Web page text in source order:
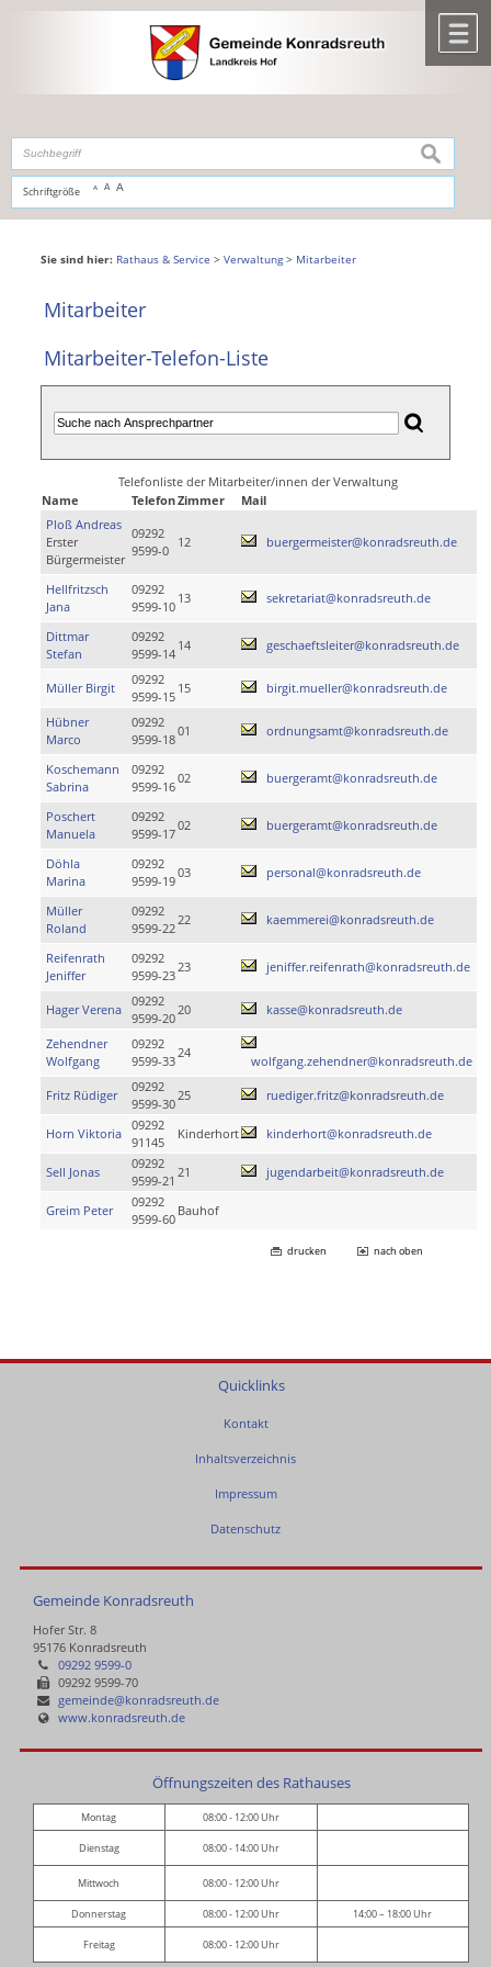
,zur Navigationoderzur Startseitespringen.
Schriftgröße A A A
suchen
Sie sind hier: Rathaus & Service > Verwaltung> Mitarbeiter
Mitarbeiter
Mitarbeiter-Telefon-Liste
Telefonliste der Mitarbeiter/innen der Verwaltung
Name
TelefonZimmer
Mail
Ploß Andreas
Erster
Bürgermeister
09292
9599-0
12 buergermeister@konradsreuth.de
Hellfritzsch
Jana
09292
9599-10
13 sekretariat@konradsreuth.de
Dittmar
Stefan
09292
9599-14
14 geschaeftsleiter@konradsreuth.de
Müller Birgit
09292
9599-15
15 birgit.mueller@konradsreuth.de
Hübner
Marco
09292
9599-18
01 ordnungsamt@konradsreuth.de
Koschemann
Sabrina
09292
9599-16
02 buergeramt@konradsreuth.de
Poschert
Manuela
09292
9599-17
02 buergeramt@konradsreuth.de
Döhla
Marina
09292
9599-19
03 personal@konradsreuth.de
Müller
Roland
09292
9599-22
22 kaemmerei@konradsreuth.de
Reifenrath
Jeniffer
09292
9599-23
23 jeniffer.reifenrath@konradsreuth.de
Hager Verena
09292
9599-20
20 kasse@konradsreuth.de
Zehendner
Wolfgang
09292
9599-33
24
wolfgang.zehendner@konradsreuth.de
Fritz Rüdiger
09292
9599-30
25 ruediger.fritz@konradsreuth.de
Horn Viktoria
09292
91145
Kinderhort kinderhort@konradsreuth.de
Sell Jonas
09292
9599-21
21 jugendarbeit@konradsreuth.de
Greim Peter
09292
9599-60
Bauhof
drucken nach oben
Quicklinks
Kontakt
Inhaltsverzeichnis
Impressum
Datenschutz
Gemeinde Konradsreuth
Hofer Str. 8
95176 Konradsreuth
09292 9599-0
09292 9599-70
gemeinde@konradsreuth.de
www.konradsreuth.de
Öffnungszeiten des Rathauses
Montag 08:00 - 12:00 Uhr
Dienstag 08:00 - 14:00 Uhr
Mittwoch 08:00 - 12:00 Uhr
Donnerstag 08:00 - 12:00 Uhr 14:00 – 18:00 Uhr
Freitag 08:00 - 12:00 Uhr